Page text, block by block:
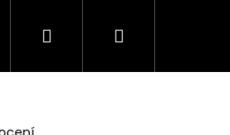
Ceníky Realizace
PřihlášeníNákupní